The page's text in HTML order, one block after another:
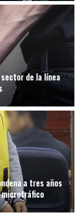
de la línea
a tres años
microtráfico